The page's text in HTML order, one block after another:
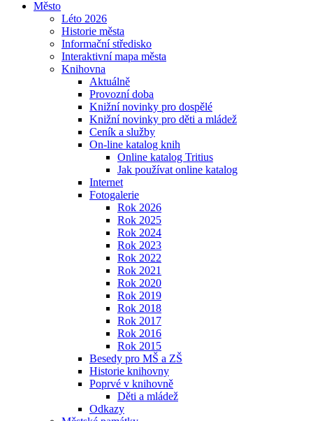
Město
Léto 2026
Historie města
Informační středisko
Interaktivní mapa města
Knihovna
Aktuálně
Provozní doba
Knižní novinky pro dospělé
Knižní novinky pro děti a mládež
Ceník a služby
On-line katalog knih
Online katalog Tritius
Jak používat online katalog
Internet
Fotogalerie
Rok 2026
Rok 2025
Rok 2024
Rok 2023
Rok 2022
Rok 2021
Rok 2020
Rok 2019
Rok 2018
Rok 2017
Rok 2016
Rok 2015
Besedy pro MŠ a ZŠ
Historie knihovny
Poprvé v knihovně
Děti a mládež
Odkazy